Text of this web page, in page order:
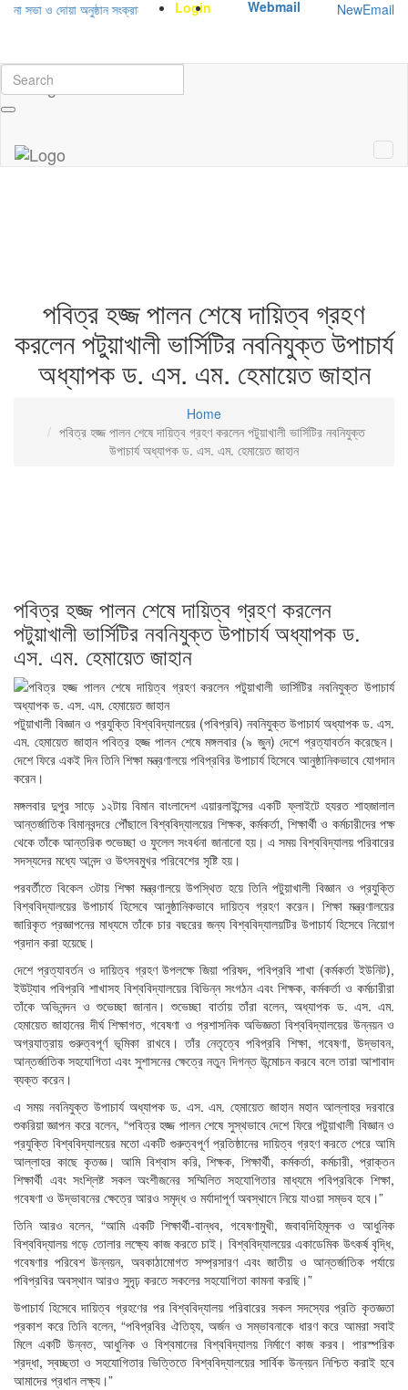
সভা ও দোয়া অনুষ্ঠান সংক্রান্ত| January-June/2025 Master and PhD
Login Webmail NewEmail
পবিত্র হজ্জ পালন শেষে দায়িত্ব গ্রহণ
করলেন পটুয়াখালী ভার্সিটির নবনিযুক্ত উপাচার্য
অধ্যাপক ড. এস. এম. হেমায়েত জাহান
Home
পবিত্র হজ্জ পালন শেষে দায়িত্ব গ্রহণ করলেন পটুয়াখালী ভার্সিটির নবনিযুক্ত
উপাচার্য অধ্যাপক ড. এস. এম. হেমায়েত জাহান
পবিত্র হজ্জ পালন শেষে দায়িত্ব গ্রহণ করলেন
পটুয়াখালী ভার্সিটির নবনিযুক্ত উপাচার্য অধ্যাপক ড.
এস. এম. হেমায়েত জাহান
পটুয়াখালী বিজ্ঞান ও প্রযুক্তি বিশ্ববিদ্যালয়ের (পবিপ্রবি) নবনিযুক্ত উপাচার্য অধ্যাপক ড. এস.
এম. হেমায়েত জাহান পবিত্র হজ্জ পালন শেষে মঙ্গলবার (৯ জুন) দেশে প্রত্যাবর্তন করেছেন।
দেশে ফিরে একই দিন তিনি শিক্ষা মন্ত্রণালয়ে পবিপ্রবির উপাচার্য হিসেবে আনুষ্ঠানিকভাবে যোগদান
করেন।
মঙ্গলবার দুপুর সাড়ে ১২টায় বিমান বাংলাদেশ এয়ারলাইন্সের একটি ফ্লাইটে হযরত শাহজালাল
আন্তর্জাতিক বিমানবন্দরে পৌঁছালে বিশ্ববিদ্যালয়ের শিক্ষক, কর্মকর্তা, শিক্ষার্থী ও কর্মচারীদের পক্ষ
থেকে তাঁকে আন্তরিক শুভেচ্ছা ও ফুলেল সংবর্ধনা জানানো হয়। এ সময় বিশ্ববিদ্যালয় পরিবারের
সদস্যদের মধ্যে আনন্দ ও উৎসবমুখর পরিবেশের সৃষ্টি হয়।
পরবর্তীতে বিকেল ৩টায় শিক্ষা মন্ত্রণালয়ে উপস্থিত হয়ে তিনি পটুয়াখালী বিজ্ঞান ও প্রযুক্তি
বিশ্ববিদ্যালয়ের উপাচার্য হিসেবে আনুষ্ঠানিকভাবে দায়িত্ব গ্রহণ করেন। শিক্ষা মন্ত্রণালয়ের
জারিকৃত প্রজ্ঞাপনের মাধ্যমে তাঁকে চার বছরের জন্য বিশ্ববিদ্যালয়টির উপাচার্য হিসেবে নিয়োগ
প্রদান করা হয়েছে।
দেশে প্রত্যাবর্তন ও দায়িত্ব গ্রহণ উপলক্ষে জিয়া পরিষদ, পবিপ্রবি শাখা (কর্মকর্তা ইউনিট),
ইউট্যাব পবিপ্রবি শাখাসহ বিশ্ববিদ্যালয়ের বিভিন্ন সংগঠন এবং শিক্ষক, কর্মকর্তা ও কর্মচারীরা
তাঁকে অভিনন্দন ও শুভেচ্ছা জানান। শুভেচ্ছা বার্তায় তাঁরা বলেন, অধ্যাপক ড. এস. এম.
হেমায়েত জাহানের দীর্ঘ শিক্ষাগত, গবেষণা ও প্রশাসনিক অভিজ্ঞতা বিশ্ববিদ্যালয়ের উন্নয়ন ও
অগ্রযাত্রায় গুরুত্বপূর্ণ ভূমিকা রাখবে। তাঁর নেতৃত্বে পবিপ্রবি শিক্ষা, গবেষণা, উদ্ভাবন,
আন্তর্জাতিক সহযোগিতা এবং সুশাসনের ক্ষেত্রে নতুন দিগন্ত উন্মোচন করবে বলে তারা আশাবাদ
ব্যক্ত করেন।
এ সময় নবনিযুক্ত উপাচার্য অধ্যাপক ড. এস. এম. হেমায়েত জাহান মহান আল্লাহর দরবারে
শুকরিয়া জ্ঞাপন করে বলেন, “পবিত্র হজ্জ পালন শেষে সুস্থভাবে দেশে ফিরে পটুয়াখালী বিজ্ঞান ও
প্রযুক্তি বিশ্ববিদ্যালয়ের মতো একটি গুরুত্বপূর্ণ প্রতিষ্ঠানের দায়িত্ব গ্রহণ করতে পেরে আমি
আল্লাহর কাছে কৃতজ্ঞ। আমি বিশ্বাস করি, শিক্ষক, শিক্ষার্থী, কর্মকর্তা, কর্মচারী, প্রাক্তন
শিক্ষার্থী এবং সংশ্লিষ্ট সকল অংশীজনের সম্মিলিত সহযোগিতার মাধ্যমে পবিপ্রবিকে শিক্ষা,
গবেষণা ও উদ্ভাবনের ক্ষেত্রে আরও সমৃদ্ধ ও মর্যাদাপূর্ণ অবস্থানে নিয়ে যাওয়া সম্ভব হবে।”
তিনি আরও বলেন, “আমি একটি শিক্ষার্থী-বান্ধব, গবেষণামুখী, জবাবদিহিমূলক ও আধুনিক
বিশ্ববিদ্যালয় গড়ে তোলার লক্ষ্যে কাজ করতে চাই। বিশ্ববিদ্যালয়ের একাডেমিক উৎকর্ষ বৃদ্ধি,
গবেষণার পরিবেশ উন্নয়ন, অবকাঠামোগত সম্প্রসারণ এবং জাতীয় ও আন্তর্জাতিক পর্যায়ে
পবিপ্রবির অবস্থান আরও সুদৃঢ় করতে সকলের সহযোগিতা কামনা করছি।”
উপাচার্য হিসেবে দায়িত্ব গ্রহণের পর বিশ্ববিদ্যালয় পরিবারের সকল সদস্যের প্রতি কৃতজ্ঞতা
প্রকাশ করে তিনি বলেন, “পবিপ্রবির ঐতিহ্য, অর্জন ও সম্ভাবনাকে ধারণ করে আমরা সবাই
মিলে একটি উন্নত, আধুনিক ও বিশ্বমানের বিশ্ববিদ্যালয় নির্মাণে কাজ করব। পারস্পরিক
শ্রদ্ধা, স্বচ্ছতা ও সহযোগিতার ভিত্তিতে বিশ্ববিদ্যালয়ের সার্বিক উন্নয়ন নিশ্চিত করাই হবে
আমাদের প্রধান লক্ষ্য।”